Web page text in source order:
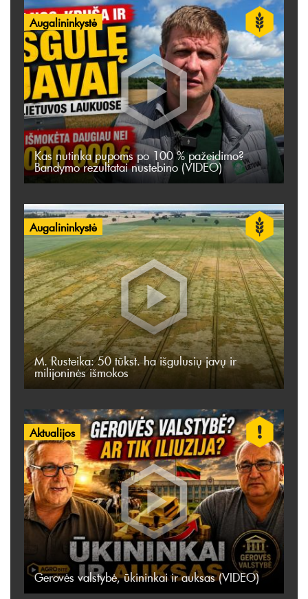
Augalininkystė
Kas nutinka pupoms po 100 % pažeidimo?
Bandymo rezultatai nustebino (VIDEO)
Augalininkystė
M. Rusteika: 50 tūkst. ha išgulusių javų ir
milijoninės išmokos
Aktualijos
Gerovės valstybė, ūkininkai ir auksas (VIDEO)